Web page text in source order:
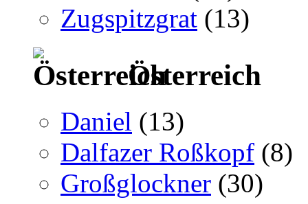
Zugspitzgrat (13)
Österreich
Daniel (13)
Dalfazer Roßkopf (8)
Großglockner (30)